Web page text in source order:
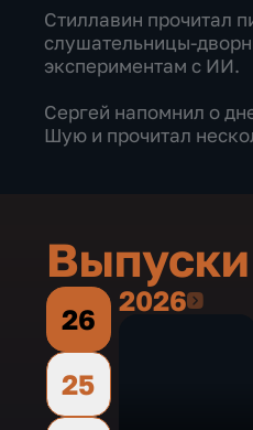
Стиллавин прочитал
экспериментам с ИИ.
Сергей напомнил о
Шую и прочитал
Выпуски
26
25
20262026